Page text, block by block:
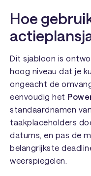
Hoe
Dit sjabloon is
hoog niveau dat je
ongeacht de
eenvoudig het
standaardnamen
taakplaceholders
datums, en pas de
belangrijkste
weerspiegelen.